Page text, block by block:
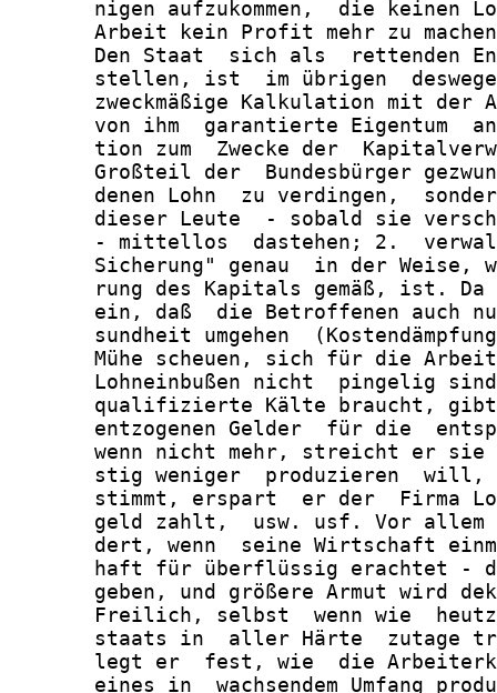
nigen aufzukommen,  die keinen
Arbeit kein Profit mehr zu
Den Staat  sich als  rettenden
stellen, ist  im übrigen
zweckmäßige Kalkulation mit der
von ihm  garantierte Eigentum
tion zum  Zwecke der
Großteil der  Bundesbürger
denen Lohn  zu verdingen,
dieser Leute  - sobald sie
- mittellos  dastehen; 2.
Sicherung" genau  in der Weise,
rung des Kapitals gemäß, ist.
ein, daß  die Betroffenen auch
sundheit umgehen
Mühe scheuen, sich für die
Lohneinbußen nicht  pingelig
qualifizierte Kälte braucht,
entzogenen Gelder  für die
wenn nicht mehr, streicht er
stig weniger  produzieren
stimmt, erspart  er der  Firma
geld zahlt,  usw. usf. Vor
dert, wenn  seine Wirtschaft
haft für überflüssig erachtet -
geben, und größere Armut wird
Freilich, selbst  wenn wie
staats in  aller Härte  zutage
legt er  fest, wie  die
eines in  wachsendem Umfang